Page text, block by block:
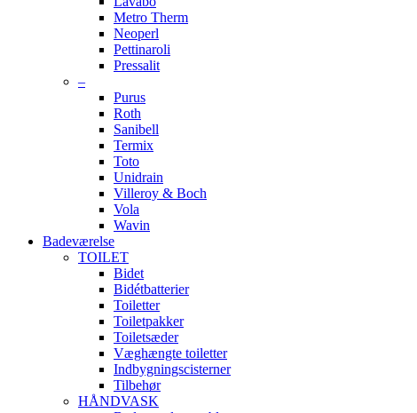
Metro Therm
Neoperl
Pettinaroli
Pressalit
–
Purus
Roth
Sanibell
Termix
Toto
Unidrain
Villeroy & Boch
Vola
Wavin
Badeværelse
TOILET
Bidet
Bidétbatterier
Toiletter
Toiletpakker
Toiletsæder
Væghængte toiletter
Indbygningscisterner
Tilbehør
HÅNDVASK